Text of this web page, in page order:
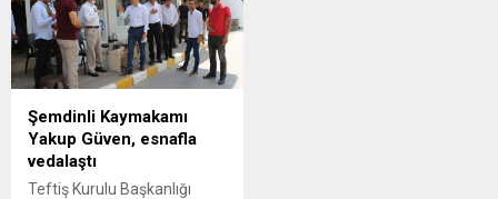
Şemdinli Kaymakamı
Yakup Güven, esnafla
vedalaştı
Teftiş Kurulu Başkanlığı